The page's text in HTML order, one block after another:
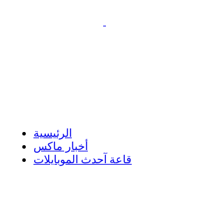
الرئيسية
أخبار ماكس
قاعة آحدث الموبايلات